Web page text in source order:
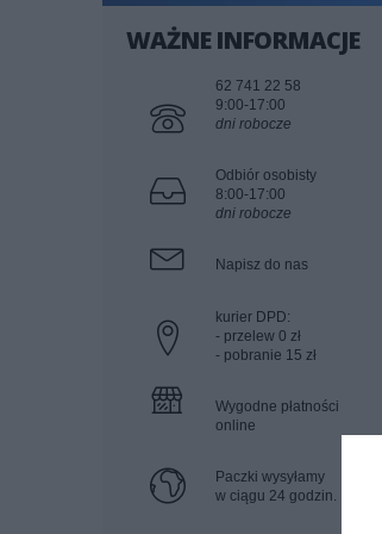
WAŻNE INFORMACJE
62 741 22 58
9:00-17:00
dni robocze
Odbiór osobisty
8:00-17:00
dni robocze
Napisz do nas
kurier DPD:
- przelew 0 zł
- pobranie 15 zł
Wygodne płatności
online
Paczki wysyłamy
w ciągu 24 godzin.